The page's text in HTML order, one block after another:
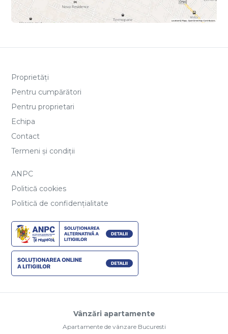
Proprietăți
Pentru cumpărători
Pentru proprietari
Echipa
Contact
Termeni și condiții
ANPC
Politică cookies
Politică de confidențialitate
Vânzări apartamente
Apartamente de vânzare Bucuresti